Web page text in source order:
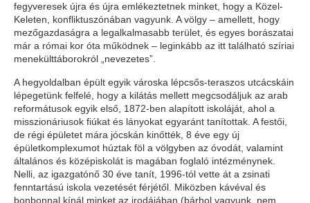
fegyveresek újra és újra emlékeztetnek minket, hogy a Közel-
Keleten, konfliktuszónában vagyunk. A völgy – amellett, hogy
mezőgazdaságra a legalkalmasabb terület, és egyes borászatai
már a római kor óta működnek – leginkább az itt található szíriai
menekülttáborokról „nevezetes”.
A hegyoldalban épült egyik városka lépcsős-teraszos utcácskáin
lépegetünk felfelé, hogy a kilátás mellett megcsodáljuk az arab
reformátusok egyik első, 1872-ben alapított iskoláját, ahol a
misszionáriusok fiúkat és lányokat egyaránt tanítottak. A festői,
de régi épületet mára jócskán kinőtték, 8 éve egy új
épületkomplexumot húztak föl a völgyben az óvodát, valamint
általános és középiskolát is magában foglaló intézménynek.
Nelli, az igazgatónő 30 éve tanít, 1996-tól vette át a zsinati
fenntartású iskola vezetését férjétől. Miközben kávéval és
bonbonnal kínál minket az irodájában (bárhol vagyunk, nem